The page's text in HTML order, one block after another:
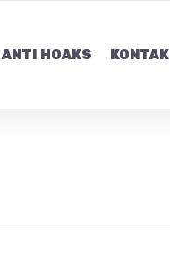
ANTI HOAKS KONTAK